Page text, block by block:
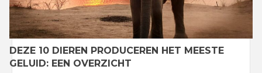
DEZE 10 DIEREN PRODUCEREN HET MEESTE
GELUID: EEN OVERZICHT